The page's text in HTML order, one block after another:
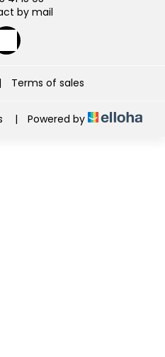
by mail
| Terms of sales
| Powered by